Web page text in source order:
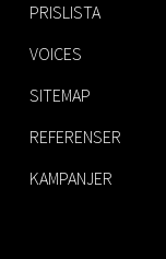
PRISLISTA
VOICES
SITEMAP
REFERENSER
KAMPANJER